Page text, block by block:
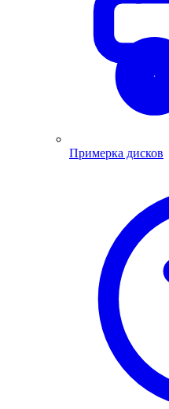
Примерка дисков